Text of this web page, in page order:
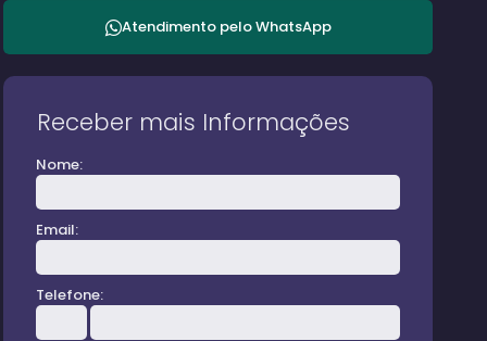
Atendimento peloWhatsApp
Receber mais Informações
Nome:
Email:
Telefone: